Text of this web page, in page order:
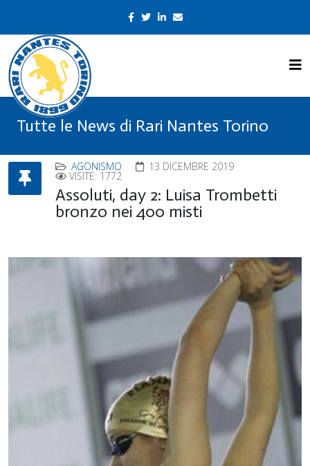
Tutte le News di Rari Nantes Torino
AGONISMO 13 DICEMBRE 2019
VISITE: 1772
Assoluti, day 2: Luisa Trombetti
bronzo nei 400 misti